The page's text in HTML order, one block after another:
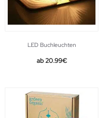
LED Buchleuchten
20.99€